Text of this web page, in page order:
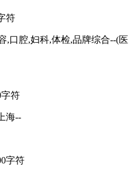
符
,口腔,妇科,体检,品牌综合--(医
符
海--
字符